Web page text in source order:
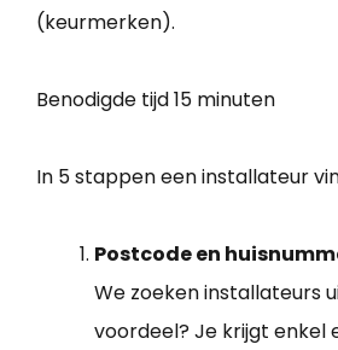
(keurmerken).
Benodigde tijd15 minuten
In 5 stappen een installateur
Postcode en
We zoeken installateurs
voordeel? Je krijgt enkel